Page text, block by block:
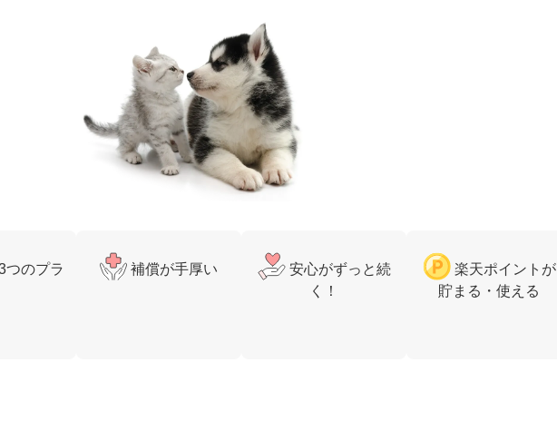
つのプラ
補償が手厚い
安心がずっと続
く！
楽天ポイントが
貯まる・使える